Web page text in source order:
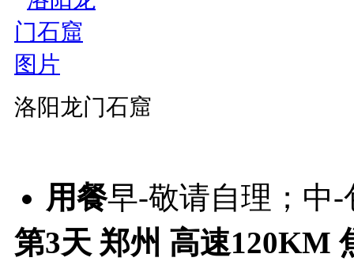
洛阳龙门石窟
用餐早-敬请自理；中
第3天 郑州 高速120KM